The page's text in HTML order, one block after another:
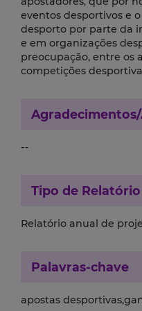
eventos desportivos e
desporto por parte da
e em organizações
preocupação, entre os
competições
--
Tipo de Relatório
Relatório anual de
Palavras-chave
apostas